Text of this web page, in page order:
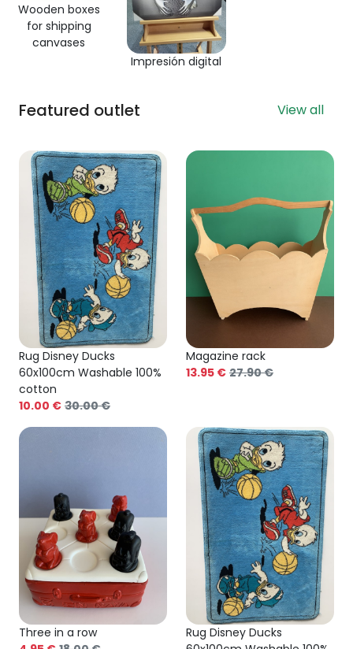
Wooden boxes
for shipping
canvases
Impresión digital
Featured outlet View all
Rug Disney Ducks
60x100cm Washable 100%
cotton
10.00 € 30.00 €
Magazine rack
13.95 € 27.90 €
Three in a row
Rug Disney Ducks